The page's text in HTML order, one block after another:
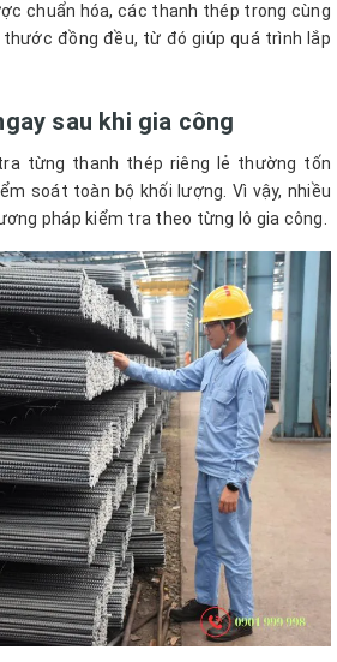
chuẩn hóa, các thanh thép trong cùng
đồng đều, từ đó giúp quá trình lắp
sau khi gia công
từng thanh thép riêng lẻ thường tốn
soát toàn bộ khối lượng. Vì vậy, nhiều
pháp kiểm tra theo từng lô gia công.